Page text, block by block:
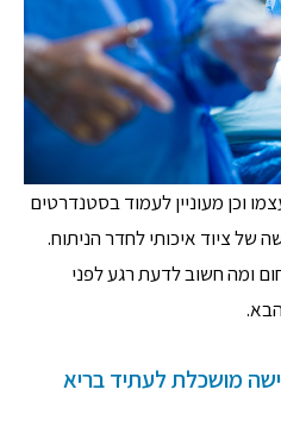
וכן מעוניין לעמוד בסטנדרטים
של ציוד איכותי לחדר הניתוח.
ומה חשוב לדעת רגע לפני
מושכלת לעתיד בריא